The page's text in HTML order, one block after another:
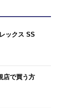
ックス SS
店で買う方